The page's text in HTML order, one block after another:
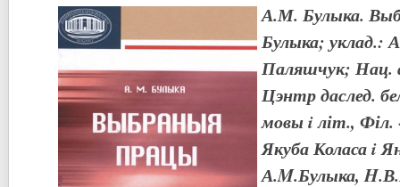
А.М. Булыка.
Булыка; уклад.:
Паляшчук; Нац.
Цэнтр даслед.
мовы i літ.,
Якуба Коласа i
А.M.Булыка,